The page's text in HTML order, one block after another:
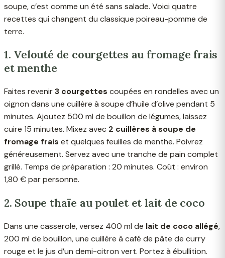
soupe, c’est comme un été sans salade. Voici quatre
recettes qui changent du classique poireau-pomme de
terre.
1. Velouté de courgettes au fromage frais
et menthe
Faites revenir3 courgettes coupées en rondelles avec un
oignon dans une cuillère à soupe d’huile d’olive pendant 5
minutes. Ajoutez 500 ml de bouillon de légumes, laissez
cuire 15 minutes. Mixez avec 2 cuillères à soupe de
fromage frais et quelques feuilles de menthe. Poivrez
généreusement. Servez avec une tranche de pain complet
grillé. Temps de préparation : 20 minutes. Coût : environ
1,80 € par personne.
2. Soupe thaïe au poulet et lait de coco
Dans une casserole, versez 400 ml de lait de coco allégé,
200 ml de bouillon, une cuillère à café de pâte de curry
rouge et le jus d’un demi-citron vert. Portez à ébullition.